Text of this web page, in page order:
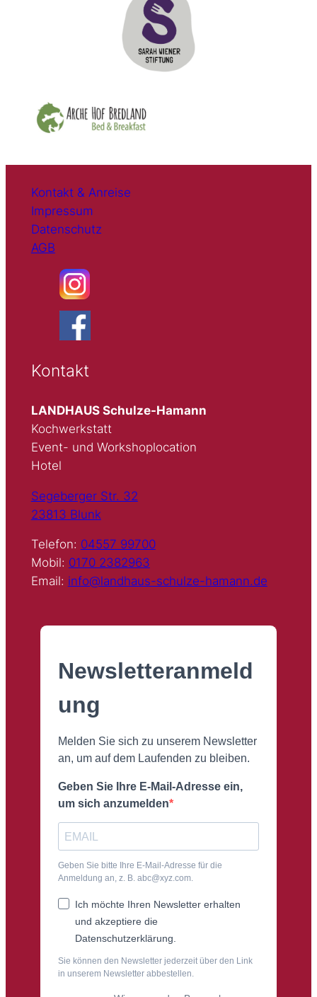
Kontakt & Anreise
Impressum
Datenschutz
AGB
Kontakt
LANDHAUS Schulze-Hamann
Kochwerkstatt
Event- und Workshoplocation
Hotel
Segeberger Str. 32
23813 Blunk
Telefon: 04557 99700
Mobil: 0170 2382963
Email: info@landhaus-schulze-hamann.de
Newsletteranmeld
ung
Melden Sie sich zu unserem Newsletter
an, um auf dem Laufenden zu bleiben.
Geben Sie Ihre E-Mail-Adresse ein,
um sich anzumelden
Geben Sie bitte Ihre E-Mail-Adresse für die
Anmeldung an, z. B. abc@xyz.com.
Ich möchte Ihren Newsletter erhalten
und akzeptiere die
Datenschutzerklärung.
Sie können den Newsletter jederzeit über den Link
in unserem Newsletter abbestellen.